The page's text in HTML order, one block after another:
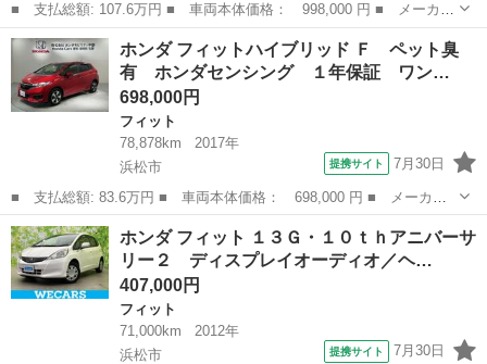
■ 支払総額: 107.6万円 ■ 車両本体価格： 998,000 円 ■ メーカー
名： ホンダ ■ 車種名： フィットハイブリッド ■ グレード
名： Ｓ ホンダセンシング ハイブリッド 衝突被害軽減システ
ム オートクルー...
静岡 静岡市 フィット
ホンダ フィットハイブリッド Ｆ ペット臭
有 ホンダセンシング １年保証 ワン…
698,000円
フィット
78,878km
2017年
浜松市
提携サイト 7月30日
■ 支払総額: 83.6万円 ■ 車両本体価格： 698,000 円 ■ メーカー
名： ホンダ ■ 車種名： フィットハイブリッド ■ グレード
名： Ｆ ペット臭有 ホンダセンシング １年保証 ワンオ－ナ
－ 純正７インチナ...
静岡 浜松市 フィット
ホンダ フィット １３Ｇ・１０ｔｈアニバーサ
リー２ ディスプレイオーディオ／ヘ…
407,000円
フィット
71,000km
2012年
浜松市
提携サイト 7月30日